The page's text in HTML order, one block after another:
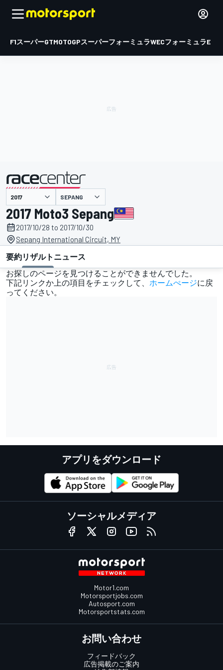
F1スーパーGTMOTOGPスーパーフォーミュラWECフォーミュラE
主催 SEPANG
2017 Moto3 Sepang
2017/10/28 to 2017/10/30
Sepang International Circuit, MY
要約リザルト ニュース
お探しのページを見つけることができませんでした。
下記リンクか上の項目をチェックして、 ホームぺージに戻
ってください。
アプリをダウンロード
ソーシャルメディア
Motor1.com
Motorsportjobs.com
Autosport.com
Motorsportstats.com
お問い合わせ
フィードバック
広告掲載のご案内